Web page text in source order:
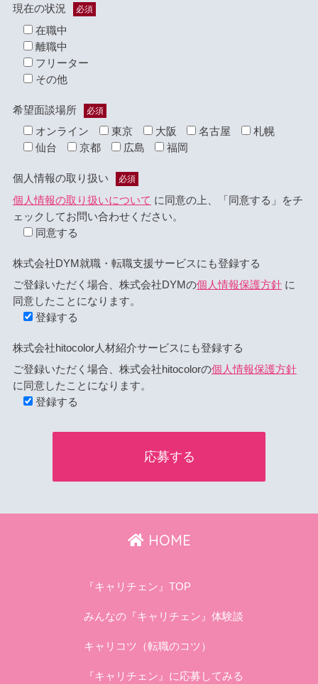
現在の状況 必須
在職中
離職中
フリーター
その他
希望面談場所 必須
オンライン 東京 大阪 名古屋
札幌
仙台
京都 広島 福岡
個人情報の取り扱い 必須
個人情報の取り扱いについて に同意の上、「同意する」をチ
ェックしてお問い合わせください。
同意する
株式会社DYM就職・転職支援サービスにも登録する
ご登録いただく場合、株式会社DYMの個人情報保護方針に
同意したことになります。
登録する
株式会社hitocolor人材紹介サービスにも登録する
ご登録いただく場合、株式会社hitocolorの個人情報保護方針
に同意したことになります。
登録する
HOME
『キャリチェン』TOP
みんなの『キャリチェン』体験談
キャリコツ（転職のコツ）
『キャリチェン』に応募してみる